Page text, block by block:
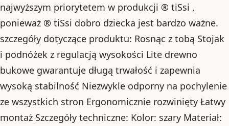
najwyższym priorytetem w produkcji ® tiSsi ,
ponieważ ® tiSsi dobro dziecka jest bardzo ważne.
szczegóły dotyczące produktu: Rosnąc z tobą Stojak
i podnóżek z regulacją wysokości Lite drewno
bukowe gwarantuje długą trwałość i zapewnia
wysoką stabilność Niezwykle odporny na pochylenie
ze wszystkich stron Ergonomicznie rozwinięty Łatwy
montaż Szczegóły techniczne: Kolor: szary Materiał: